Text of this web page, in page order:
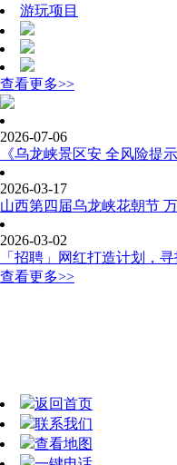
游玩项目
查看更多>>
2026-07-06
《乌龙峡景区安 全风险提
2026-03-17
山西第四届乌龙峡花朝节
2026-03-02
「招聘」网红打造计划，
查看更多>>
返回首页
联系我们
查看地图